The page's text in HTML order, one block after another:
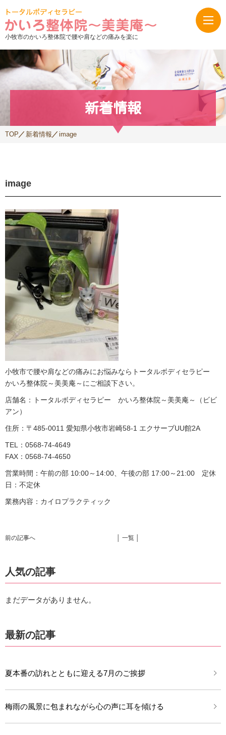
小牧市のかいろ整体院で腰や肩などの痛みを楽に
新着情報
TOP 新着情報 image
image
小牧市で腰や肩などの痛みにお悩みならトータルボディセラピー
かいろ整体院～美美庵～にご相談下さい。
店舗名：トータルボディセラピー かいろ整体院～美美庵～（ビビ
アン）
住所：〒485-0011 愛知県小牧市岩崎58-1 エクサーブUU館2A
TEL：0568-74-4649
FAX：0568-74-4650
営業時間：午前の部 10:00～14:00、午後の部 17:00～21:00 定休
日：不定休
業務内容：カイロプラクティック
前の記事へ │ 一覧 │
人気の記事
まだデータがありません。
最新の記事
夏本番の訪れとともに迎える7月のご挨拶
梅雨の風景に包まれながら心の声に耳を傾ける